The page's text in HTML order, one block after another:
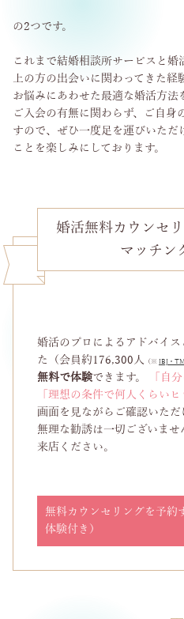
の2つです。
これまで結婚相談所サービスと
上の方の出会いに関わってきた経
お悩みにあわせた最適な婚活方法
ご入会の有無に関わらず、ご自身
すので、ぜひ一度足を運びいただ
ことを楽しみにしております。
婚活無料カウンセ
マッチン
婚活のプロによるアドバイ
た（会員約176,300人
（※ IBJ・
無料で体験できます。
「自
「理想の条件で何人くらいヒ
画面を見ながらご確認いただ
無理な勧誘は一切ございま
来店ください。
無料カウンセリングを予約
体験付き）